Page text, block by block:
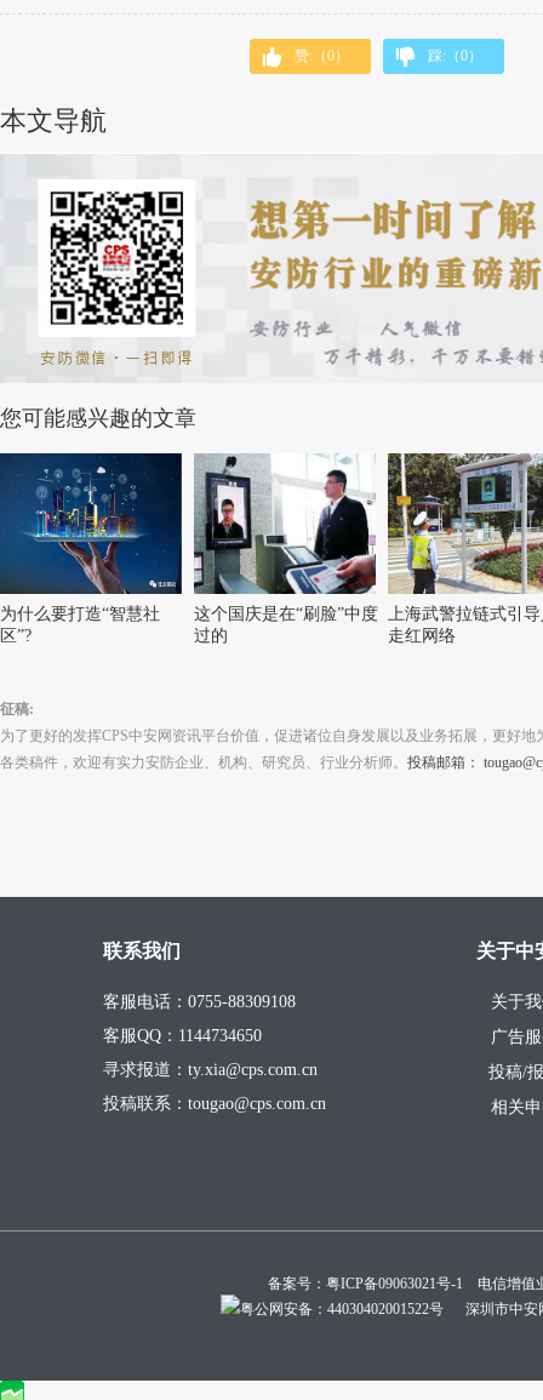
赞:（0） 踩:（0）
本文导航
您可能感兴趣的文章
为什么要打造“智慧社
区”?
这个国庆是在“刷脸”中度
过的
上海武警拉链式引
走红网络
征稿:
为了更好的发挥CPS中安网资讯平台价值，促进诸位自身发展以及业务拓展，更好
各类稿件，欢迎有实力安防企业、机构、研究员、行业分析师。 投稿邮箱：
联系我们
客服电话：0755-88309108
客服QQ：1144734650
寻求报道：ty.xia@cps.com.cn
投稿联系：tougao@cps.com.cn
关于中
关于
广告
投稿/
相关
备案号： 粤ICP备09063021号-1 电信增值
粤公网安备：44030402001522号 深圳市中安